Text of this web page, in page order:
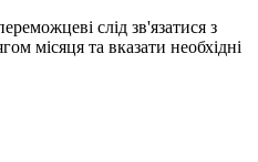
слід зв'язатися з
місяця та вказати необхідні